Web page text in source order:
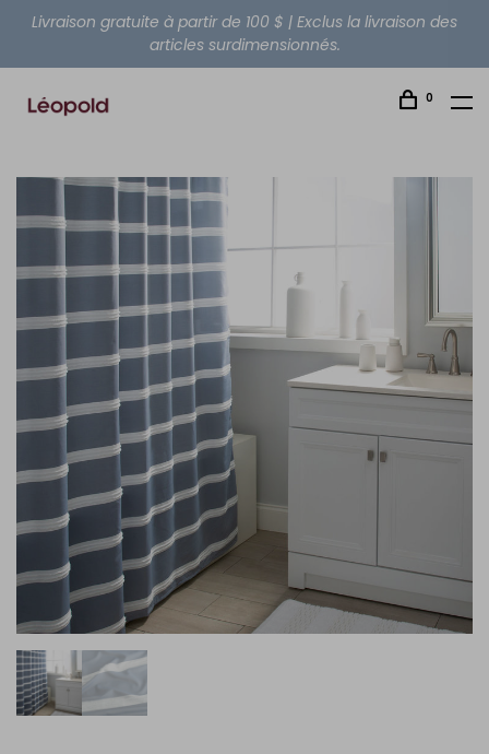
Livraison gratuite à partir de 100 $ | Exclus la livraison des
articles surdimensionnés.
0